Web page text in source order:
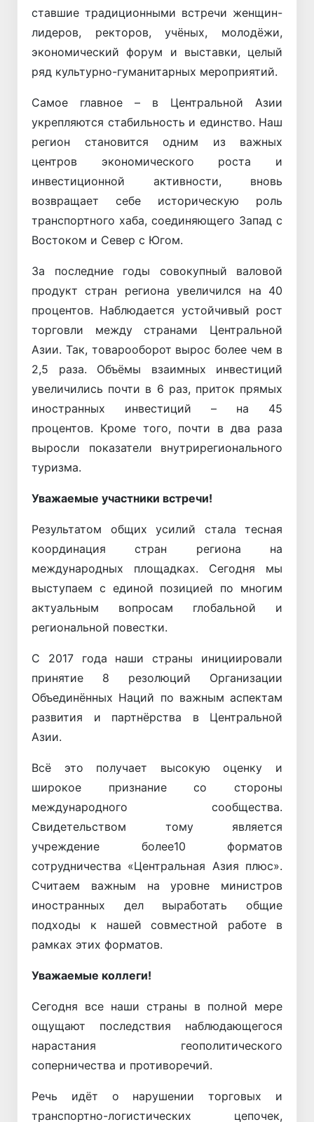
ставшие традиционными встречи женщин-
лидеров, ректоров, учёных, молодёжи,
экономический форум и выставки, целый
ряд культурно-гуманитарных мероприятий.
Самое главное – в Центральной Азии
укрепляются стабильность и единство. Наш
регион становится одним из важных
центров экономического роста и
инвестиционной активности, вновь
возвращает себе историческую роль
транспортного хаба, соединяющего Запад с
Востоком и Север с Югом.
За последние годы совокупный валовой
продукт стран региона увеличился на 40
процентов. Наблюдается устойчивый рост
торговли между странами Центральной
Азии. Так, товарооборот вырос более чем в
2,5 раза. Объёмы взаимных инвестиций
увеличились почти в 6 раз, приток прямых
иностранных инвестиций – на 45
процентов. Кроме того, почти в два раза
выросли показатели внутрирегионального
туризма.
Уважаемые участники встречи!
Результатом общих усилий стала тесная
координация стран региона на
международных площадках. Сегодня мы
выступаем с единой позицией по многим
актуальным вопросам глобальной и
региональной повестки.
С 2017 года наши страны инициировали
принятие 8 резолюций Организации
Объединённых Наций по важным аспектам
развития и партнёрства в Центральной
Азии.
Всё это получает высокую оценку и
широкое признание со стороны
международного сообщества.
Свидетельством тому является
учреждение более10 форматов
сотрудничества «Центральная Азия плюс».
Считаем важным на уровне министров
иностранных дел выработать общие
подходы к нашей совместной работе в
рамках этих форматов.
Уважаемые коллеги!
Сегодня все наши страны в полной мере
ощущают последствия наблюдающегося
нарастания геополитического
соперничества и противоречий.
Речь идёт о нарушении торговых и
транспортно-логистических цепочек,